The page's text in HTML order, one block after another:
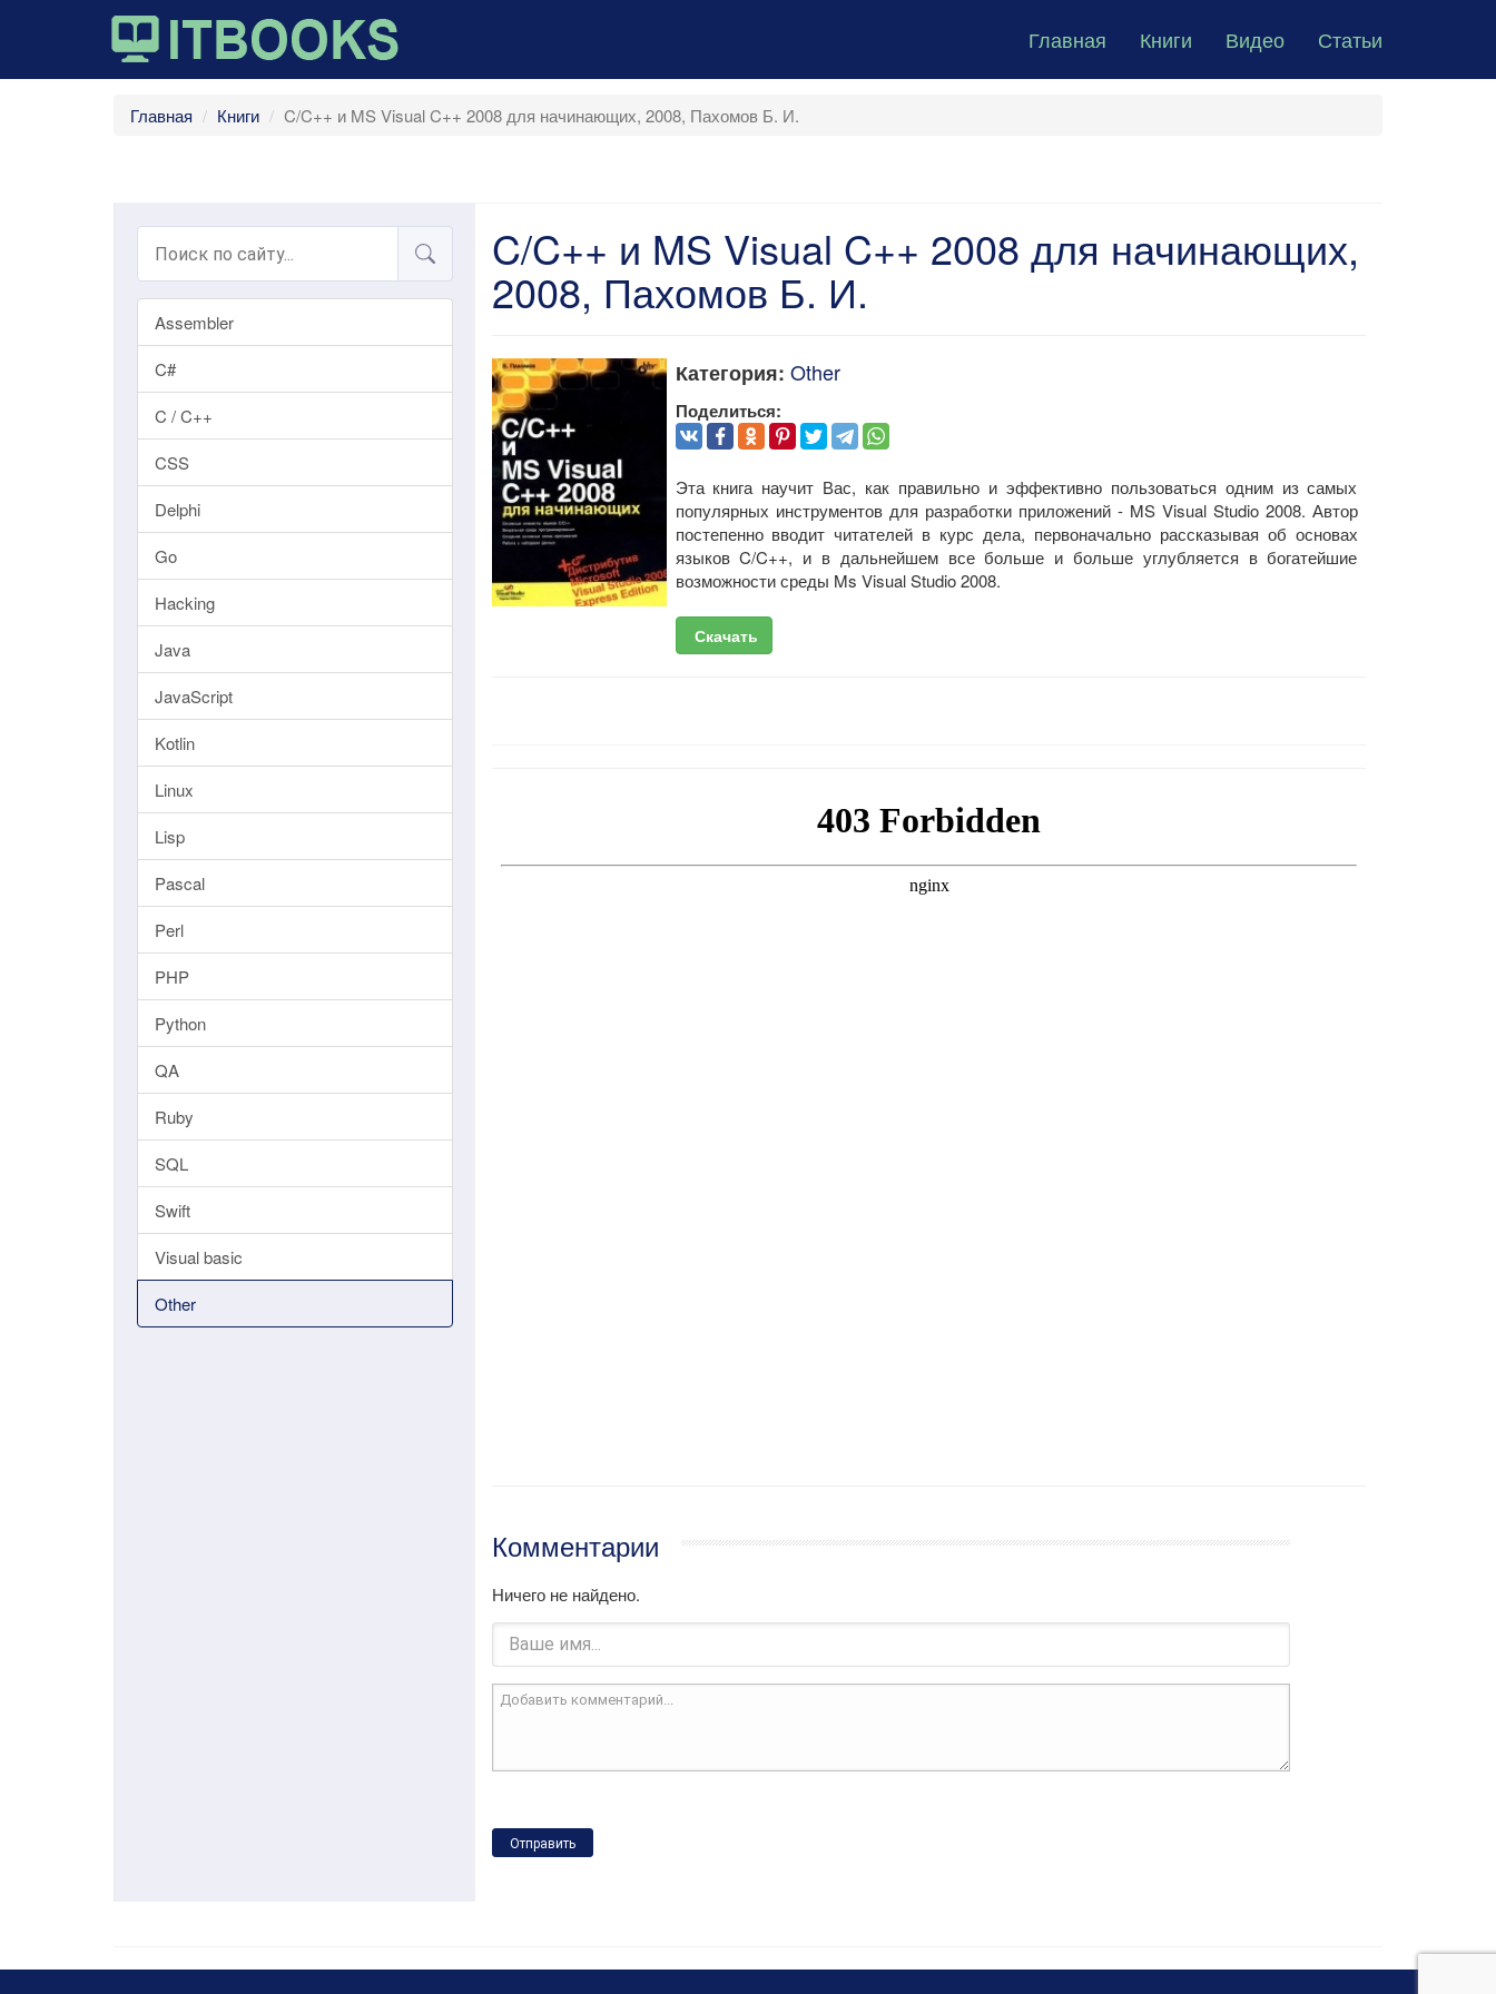
Главная Книги Видео Статьи
Главная Книги C/C++ и MS Visual C++ 2008 для начинающих, 2008, Пахомов Б. И.
Assembler
C#
C / C++
CSS
Delphi
Go
Hacking
Java
JavaScript
Kotlin
Linux
Lisp
Pascal
Perl
PHP
Python
QA
Ruby
SQL
Swift
Visual basic
Other
C/C++ и MS Visual C++ 2008 для начинающих,
2008, Пахомов Б. И.
Категория: Other
Поделиться:
Эта книга научит Вас, как правильно и эффективно пользоваться одним из самых
популярных инструментов для разработки приложений - MS Visual Studio 2008. Автор
постепенно вводит читателей в курс дела, первоначально рассказывая об основах
языков C/C++, и в дальнейшем все больше и больше углубляется в богатейшие
возможности среды Ms Visual Studio 2008.
Скачать
Комментарии
Ничего не найдено.
Отправить